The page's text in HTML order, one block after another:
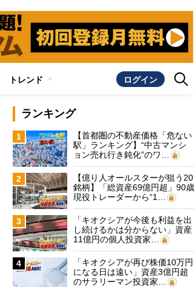
トレンド ログイン
ランキング
1
【首都圏の不動産価格「危ない
駅」ランキング】“中古マンシ
ョン売れ行き鈍化”のワ…
2
【億り人オールスターが狙う20
銘柄】「総資産69億円超」90歳
現役トレーダーから“1…
3
「キオクシアが今後も利益を出
し続けるかは分からない」資産
11億円の個人投資家…
4
「キオクシアが再び株価10万円
になる日は遠い」資産3億円超
のサラリーマン投資家…